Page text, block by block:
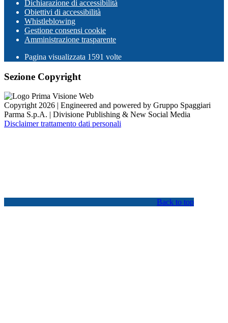
Dichiarazione di accessibilità
Obiettivi di accessibilità
Whistleblowing
Gestione consensi cookie
Amministrazione trasparente
Pagina visualizzata 1591 volte
Sezione Copyright
Copyright 2026 | Engineered and powered by Gruppo Spaggiari
Parma S.p.A. | Divisione Publishing & New Social Media
Disclaimer trattamento dati personali
Back to top